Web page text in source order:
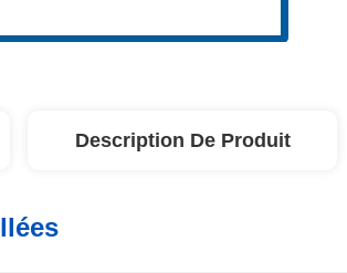
Description De Produit